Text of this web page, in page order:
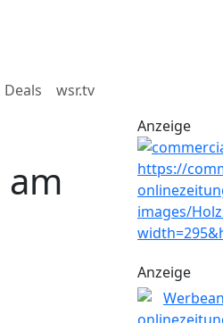
Deals
wsr.tv
Anzeige
Anzeige